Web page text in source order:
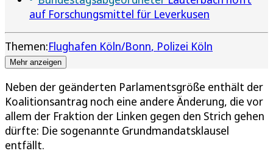
auf Forschungsmittel für Leverkusen
Themen:Flughafen Köln/Bonn Polizei Köln
Mehr anzeigen
Neben der geänderten Parlamentsgröße enthält der
Koalitionsantrag noch eine andere Änderung, die vor
allem der Fraktion der Linken gegen den Strich gehen
dürfte: Die sogenannte Grundmandatsklausel
entfällt.